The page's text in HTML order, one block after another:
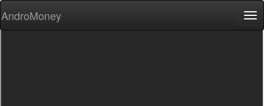
AndroMoney